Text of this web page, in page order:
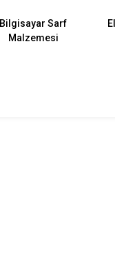
Bilgisayar Sarf
Malzemesi